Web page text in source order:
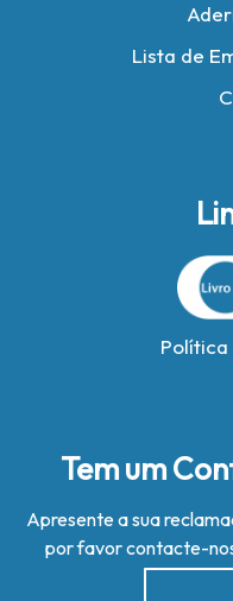
Lista de
Tem um
Apresente a sua
por favor contacte-